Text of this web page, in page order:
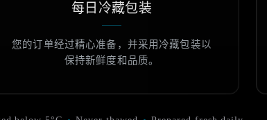
每日冷藏包装
您的订单经过精心准备，并采用冷藏包装以
保持新鲜度和品质。